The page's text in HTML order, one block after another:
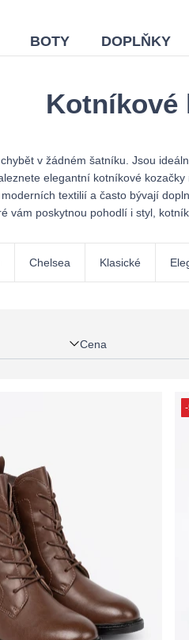
BOTY DOPLŇKY
Kotníkové
v žádném šatníku. Jsou
elegantní kotníkové
textilií a často bývají
vám poskytnou pohodlí i styl,
Chelsea Klasické
Cena